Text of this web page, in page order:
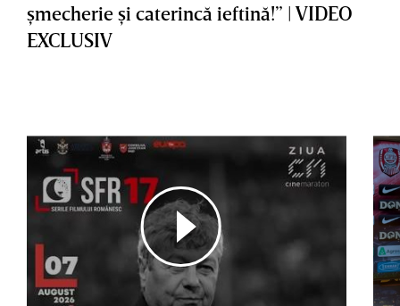
şmecherie şi caterincă ieftină!” | VIDEO
EXCLUSIV